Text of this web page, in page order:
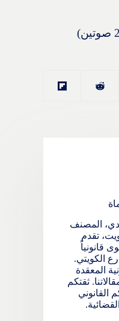
المصنف
تقدم
قانونياً
الكويتي.
المعقدة
ثقتكم
القانوني